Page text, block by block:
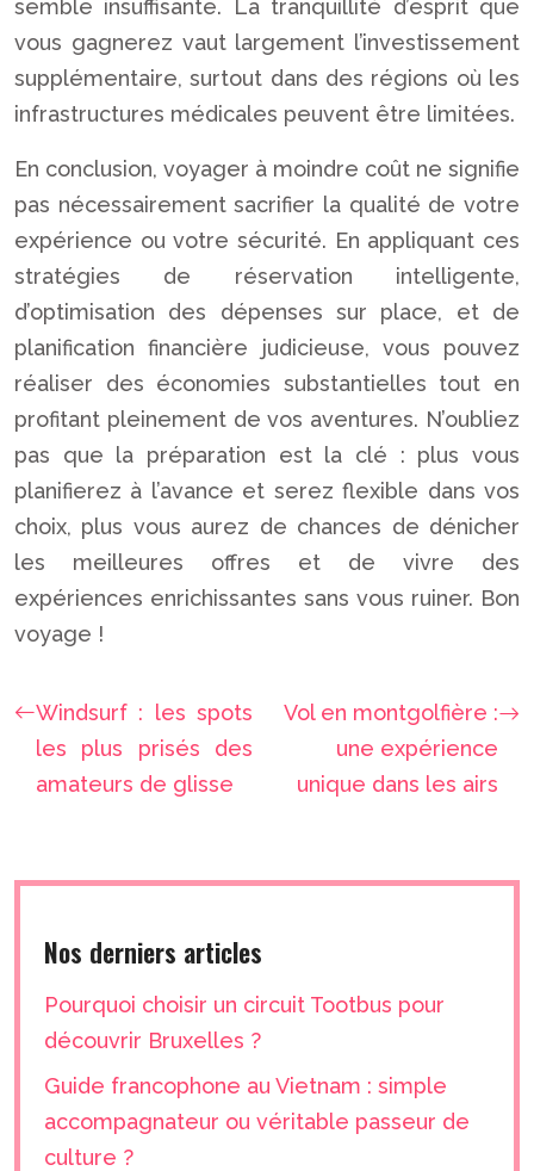
semble insuffisante. La tranquillité d’esprit que
vous gagnerez vaut largement l’investissement
supplémentaire, surtout dans des régions où les
infrastructures médicales peuvent être limitées.
En conclusion, voyager à moindre coût ne signifie
pas nécessairement sacrifier la qualité de votre
expérience ou votre sécurité. En appliquant ces
stratégies de réservation intelligente,
d’optimisation des dépenses sur place, et de
planification financière judicieuse, vous pouvez
réaliser des économies substantielles tout en
profitant pleinement de vos aventures. N’oubliez
pas que la préparation est la clé : plus vous
planifierez à l’avance et serez flexible dans vos
choix, plus vous aurez de chances de dénicher
les meilleures offres et de vivre des
expériences enrichissantes sans vous ruiner. Bon
voyage !
Windsurf : les spots
les plus prisés des
amateurs de glisse
Vol en montgolfière :
une expérience
unique dans les airs
Nos derniers articles
Pourquoi choisir un circuit Tootbus pour
découvrir Bruxelles ?
Guide francophone au Vietnam : simple
accompagnateur ou véritable passeur de
culture ?